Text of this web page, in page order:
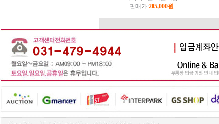
판매가:205,000원